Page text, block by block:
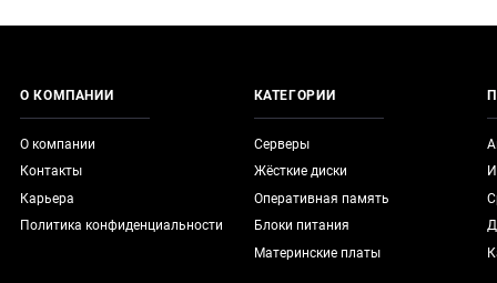
О КОМПАНИИ
О компании
Контакты
Карьера
Политика конфиденциальности
КАТЕГОРИИ
Серверы
Жёсткие диски
Оперативная память
Блоки питания
Материнские платы